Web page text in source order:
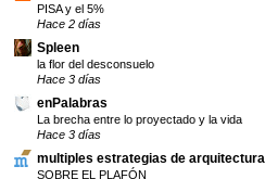
PISA y el 5%
Hace 2 días
Spleen
la flor del desconsuelo
Hace 3 días
enPalabras
La brecha entre lo proyectado y la vida
Hace 3 días
multiples estrategias de arquitectura
SOBRE EL PLAFÓN